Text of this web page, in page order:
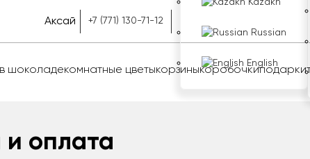
Аксай +7 (771) 130-71-12
Kazakh
Russian
English
шоколадекомнатные цветыкорзиныкоробочкиподарки
и оплата